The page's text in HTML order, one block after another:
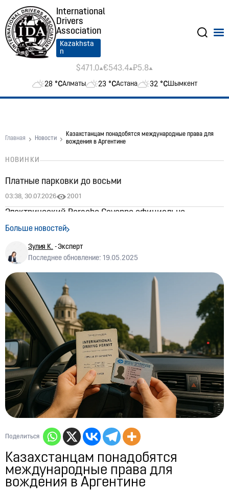
International
Drivers
Association
Kazakhsta
n
$471.0 €543.4 ₽5.8
28 °CАлматы 23 °CАстана 32 °CШымкент
Главная Новости
Казахстанцам понадобятся международные права для
вождения в Аргентине
Зулия К. - Эксперт
Последнее обновление: 19.05.2025
Поделиться
Казахстанцам понадобятся
международные права для
вождения в Аргентине
НОВИНКИ
Платные парковки до восьми
03:38, 30.07.2026 2001
Электрический Porsche Cayenne официально
появился в Казахстане: цены стартуют от 60 млн
07:48, 26.07.2026 1136
Скорость против заторов: За и против
выделенной полосы на улице Саина
01:03, 24.07.2026 1598
Казахстан вводит новые требования для
пожилых автомобилистов: как подобные правила
действуют в других странах
05:36, 23.07.2026 38
Запуск новых выездов к БАКАД
03:08, 22.07.2026 2194
Аннулированы десятки водительских прав
04:12, 18.07.2026 2059
США меняют правила
07:46, 15.07.2026 5935
Lynk & Co в Казахстане
12:21, 14.07.2026 10322
Больше новостей